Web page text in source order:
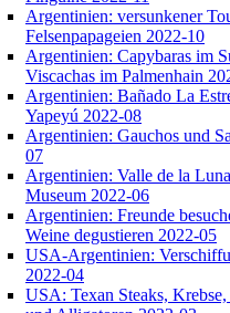
Argentinien: versunkener
Felsenpapageien 2022-10
Argentinien: Capybaras im
Viscachas im Palmenhain
Argentinien: Bañado La
Yapeyú 2022-08
Argentinien: Gauchos und
07
Argentinien: Valle de la
Museum 2022-06
Argentinien: Freunde
Weine degustieren 2022-05
USA-Argentinien:
2022-04
USA: Texan Steaks,